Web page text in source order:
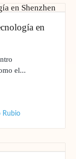
en
el...
Rubio